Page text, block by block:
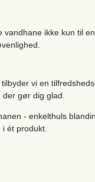
ikke kun til
vi en
der gør dig glad.
- enkelthuls
i ét produkt.